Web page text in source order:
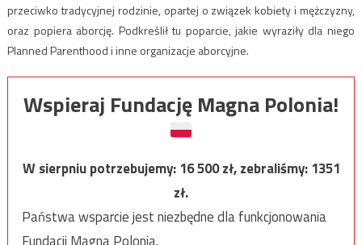
przeciwko tradycyjnej rodzinie, opartej o związek kobiety i mężczyzny,
oraz popiera aborcję. Podkreślił tu poparcie, jakie wyraziły dla niego
Planned Parenthood i inne organizacje aborcyjne.
Wspieraj Fundację Magna Polonia!
W sierpniu potrzebujemy:16 500zł, zebraliśmy:1351
zł.
Państwa wsparcie jest niezbędne dla funkcjonowania
Fundacji Magna Polonia.